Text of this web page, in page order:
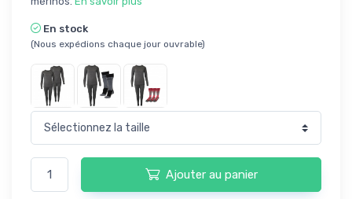
En stock
(Nous expédions chaque jour ouvrable)
Ajouter au panier